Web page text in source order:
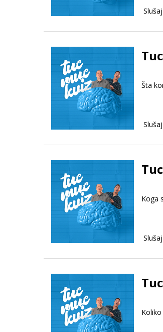
Slušaj
Šta
Slušaj
Koga
Slušaj